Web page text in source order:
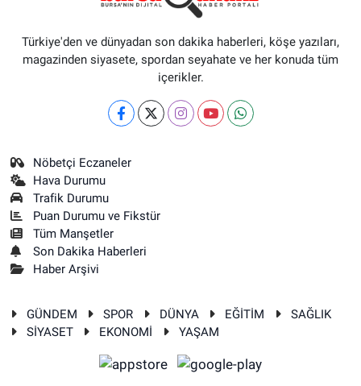
Türkiye'den ve dünyadan son dakika haberleri, köşe yazıları,
magazinden siyasete, spordan seyahate ve her konuda tüm
içerikler.
Nöbetçi Eczaneler
Hava Durumu
Trafik Durumu
Puan Durumu ve Fikstür
Tüm Manşetler
Son Dakika Haberleri
Haber Arşivi
GÜNDEM SPOR DÜNYA EĞİTİM
SAĞLIK
SİYASET
EKONOMİ YAŞAM